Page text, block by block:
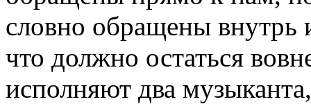
словно обращены
что должно остаться
исполняют два